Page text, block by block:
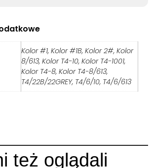
Kolor #1, Kolor #1B, Kolor 2#, Kolor
8/613, Kolor T4-10, Kolor T4-1001,
Kolor T4-8, Kolor T4-8/613,
T4/22B/22GREY, T4/6/10, T4/6/613
też oglądali